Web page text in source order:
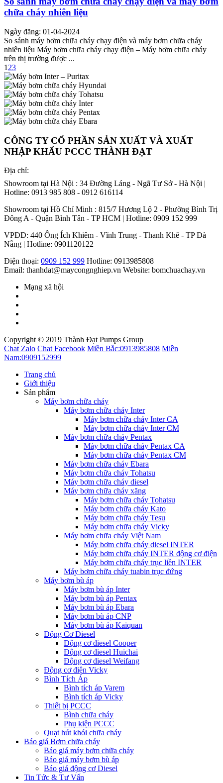
chữa cháy nhiên liệu
Ngày đăng: 01-04-2024
So sánh máy bơm chữa cháy chạy điện và máy bơm chữa cháy
nhiên liệu Máy bơm chữa cháy chạy điện – Máy bơm chữa cháy
trên thị trường được ...
1 23
CÔNG TY CỔ PHẦN SẢN XUẤT VÀ XUẤT
NHẬP KHẨU PCCC THÀNH ĐẠT
Địa chỉ:
Showroom tại Hà Nội : 34 Đường Láng - Ngã Tư Sở - Hà Nội |
Hotline: 0913 985 808 - 0912 616114
Showroom tại Hồ Chí Minh : 815/7 Hương Lộ 2 - Phường Bình Trị
Đông A - Quận Bình Tân - TP HCM | Hotline: 0909 152 999
VPĐD: 440 Ông Ích Khiêm - Vĩnh Trung - Thanh Khê - TP Đà
Nẵng | Hotline: 0901120122
Điện thoại: 0909 152 999 Hotline: 0913985808
Email: thanhdat@maycongnghiep.vn Website: bomchuachay.vn
Mạng xã hội
Copyright © 2019 Thành Đạt Pumps Group
Chat Zalo Chat Facebook Miền Bắc:0913985808 Miền
Nam:0909152999
Trang chủ
Giới thiệu
Sản phẩm
Máy bơm chữa cháy
Máy bơm chữa cháy Inter
Máy bơm chữa cháy Inter CA
Máy bơm chữa cháy Inter CM
Máy bơm chữa cháy Pentax
Máy bơm chữa cháy Pentax CA
Máy bơm chữa cháy Pentax CM
Máy bơm chữa cháy Ebara
Máy bơm chữa cháy Tohatsu
Máy bơm chữa cháy diesel
Máy bơm chữa cháy xăng
Máy bơm chữa cháy Tohatsu
Máy bơm chữa cháy Kato
Máy bơm chữa cháy Tesu
Máy bơm chữa cháy Vicky
Máy bơm chữa cháy Việt Nam
Máy bơm chữa cháy diesel INTER
Máy bơm chữa cháy INTER động cơ điện
Máy bơm chữa cháy trục liền INTER
Máy bơm chữa cháy tuabin trục đứng
Máy bơm bù áp
Máy bơm bù áp Inter
Máy bơm bù áp Pentax
Máy bơm bù áp Ebara
Máy bơm bù áp CNP
Máy bơm bù áp Kaiquan
Động Cơ Diesel
Động cơ diesel Cooper
Động cơ diesel Huichai
Động cơ diesel Weifang
Động cơ điện Vicky
Bình Tích Áp
Bình tích áp Varem
Bình tích áp Vicky
Thiết bị PCCC
Bình chữa cháy
Phụ kiện PCCC
Quạt hút khói chữa cháy
Báo giá Bơm chữa cháy
Báo giá máy bơm chữa cháy
Báo giá máy bơm bù áp
Báo giá động cơ Diesel
Tin Tức & Tư Vấn